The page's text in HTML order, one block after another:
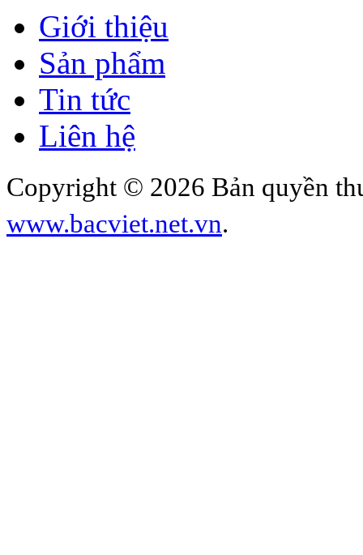
Giới thiệu
Sản phẩm
Tin tức
Liên hệ
Copyright © 2026 Bản quyền
www.bacviet.net.vn.